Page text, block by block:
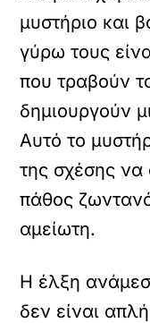
μυστήριο και
γύρω τους
που τραβούν
δημιουργούν
Αυτό το
της σχέσης να
πάθος
αμείωτη.
Η έλξη
δεν είναι